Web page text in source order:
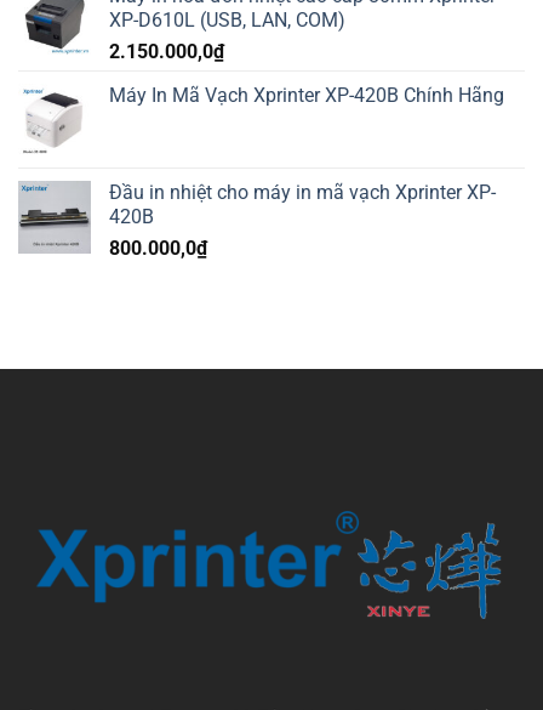
XP-D610L (USB, LAN, COM)
2.150.000,0₫
Máy In Mã Vạch Xprinter XP-420B Chính Hãng
Đầu in nhiệt cho máy in mã vạch Xprinter XP-
420B
800.000,0₫